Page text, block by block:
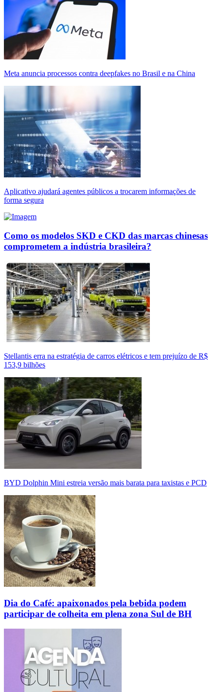
Meta anuncia processos contra deepfakes no Brasil e na China
Aplicativo ajudará agentes públicos a trocarem informações de
forma segura
Como os modelos SKD e CKD das marcas chinesas
comprometem a indústria brasileira?
Stellantis erra na estratégia de carros elétricos e tem prejuízo de R$
153,9 bilhões
BYD Dolphin Mini estreia versão mais barata para taxistas e PCD
Dia do Café: apaixonados pela bebida podem
participar de colheita em plena zona Sul de BH